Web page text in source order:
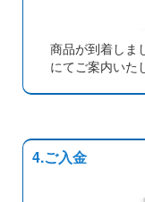
商品が到着しま
にてご案内いた
4.ご入金